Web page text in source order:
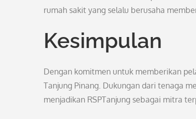
rumah sakit yang selalu berusaha
Kesimpulan
Dengan komitmen untuk memberikan
Tanjung Pinang. Dukungan dari tenaga
menjadikan RSPTanjung sebagai mitra